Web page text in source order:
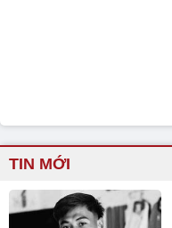
TIN MỚI